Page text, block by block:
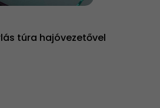
túra hajóvezetővel